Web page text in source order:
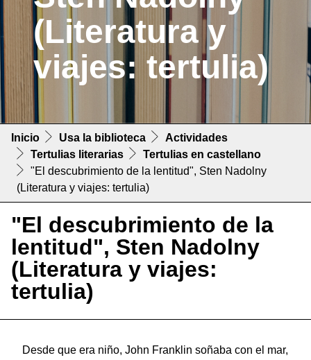
(Literatura y
viajes: tertulia)
Inicio Usa la biblioteca
Actividades
Tertulias literarias
Tertulias en castellano
"El descubrimiento de la lentitud", Sten Nadolny
(Literatura y viajes: tertulia)
"El descubrimiento de la
lentitud", Sten Nadolny
(Literatura y viajes:
tertulia)
Desde que era niño, John Franklin soñaba con el mar,